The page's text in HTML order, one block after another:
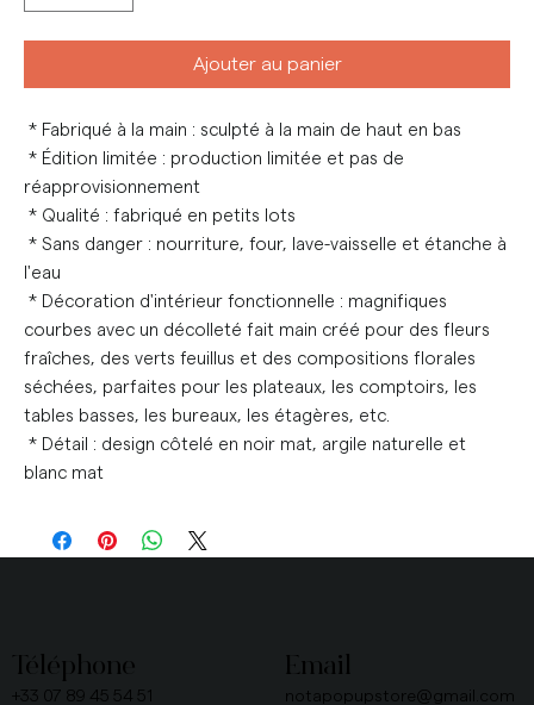
Ajouter au panier
* Fabriqué à la main : sculpté à la main de haut en bas
* Édition limitée : production limitée et pas de
réapprovisionnement
* Qualité : fabriqué en petits lots
* Sans danger : nourriture, four, lave-vaisselle et étanche à
l'eau
* Décoration d'intérieur fonctionnelle : magnifiques
courbes avec un décolleté fait main créé pour des fleurs
fraîches, des verts feuillus et des compositions florales
séchées, parfaites pour les plateaux, les comptoirs, les
tables basses, les bureaux, les étagères, etc.
* Détail : design côtelé en noir mat, argile naturelle et
blanc mat
Email
notapopupstore@gmail.com
Téléphone
+33 07 89 45 54 51